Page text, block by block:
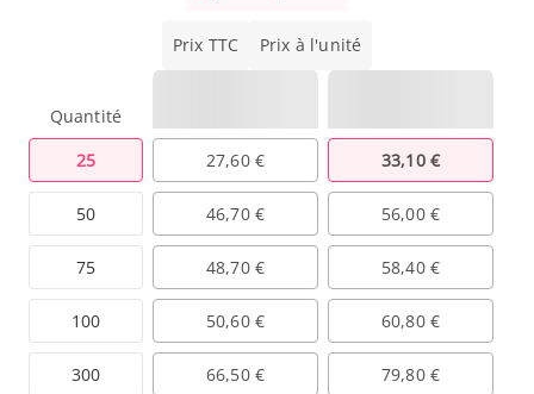
Prix TTC Prix à l'unité
Quantité
25
50
75
100
300
27,60 € 33,10 €
46,70 € 56,00 €
48,70 € 58,40 €
50,60 € 60,80 €
66,50 € 79,80 €